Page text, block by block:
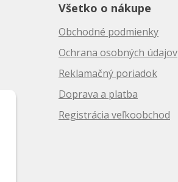
Všetko o nákupe
Obchodné podmienky
Ochrana osobných údajov
Reklamačný poriadok
Doprava a platba
Registrácia veľkoobchod